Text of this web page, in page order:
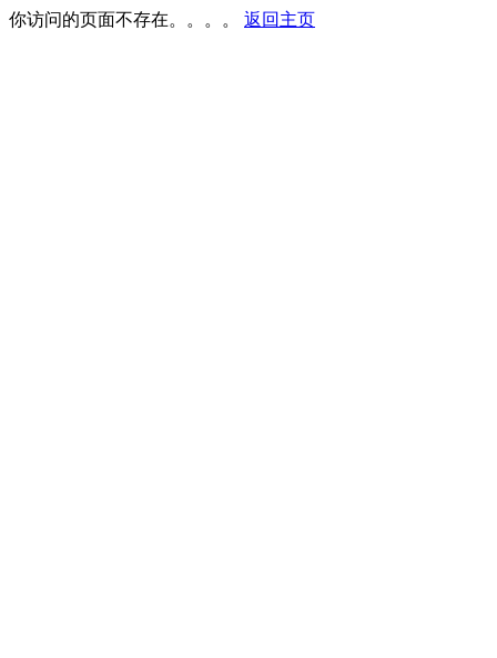
你访问的页面不存在。。。。 返回主页